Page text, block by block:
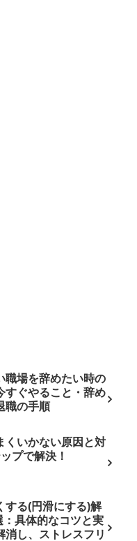
職場を辞めたい時の
すぐやること・辞め
職の手順
くいかない原因と対
プで解決！
する(円滑にする)解
：具体的なコツと実
消し、ストレスフリ